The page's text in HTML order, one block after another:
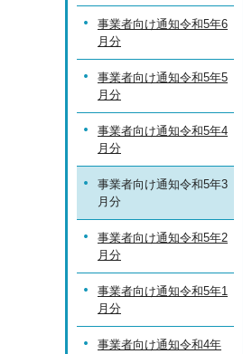
事業者向け通知令和5年6
月分
事業者向け通知令和5年5
月分
事業者向け通知令和5年4
月分
事業者向け通知令和5年3
月分
事業者向け通知令和5年2
月分
事業者向け通知令和5年1
月分
事業者向け通知令和4年